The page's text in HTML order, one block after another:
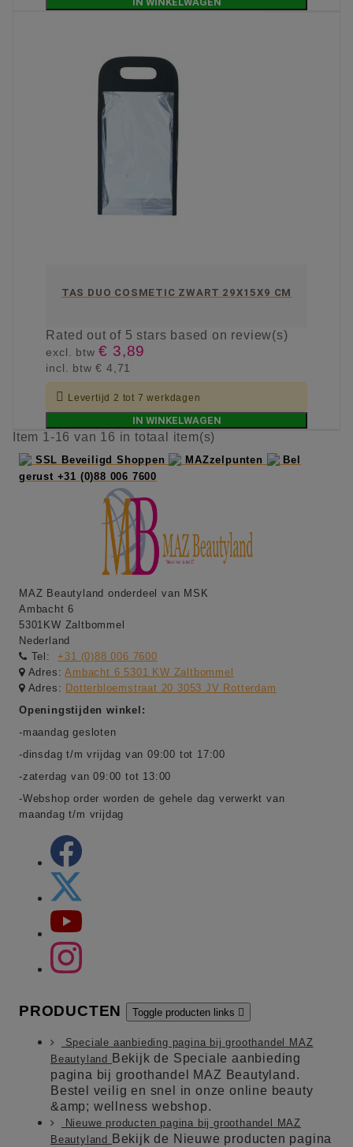
TAS DUO COSMETIC ZWART 29X15X9 CM
Ratedout of 5 stars based on review(s)
excl. btw€ 3,89
incl. btw€ 4,71
 Levertijd 2 tot 7 werkdagen
IN WINKELWAGEN
Item 1-16 van 16 in totaal item(s)
SSL Beveiligd Shoppen MAZzelpunten
Bel
gerust +31 (0)88 006 7600
MAZ Beautyland onderdeel van MSK
Ambacht 6
5301KW Zaltbommel
Nederland
Tel:
+31 (0)88 006 7600
Adres:Ambacht 6 5301 KW Zaltbommel
Adres: Dotterbloemstraat 20 3053 JV Rotterdam
Openingstijden winkel:
-maandag gesloten
-dinsdag t/m vrijdag van 09:00 tot 17:00
-zaterdag van 09:00 tot 13:00
-Webshop order worden de gehele dag verwerkt van
maandag t/m vrijdag
PRODUCTEN Toggle producten links 
Speciale aanbieding pagina bij groothandel MAZ
Beautyland Bekijk de Speciale aanbieding
pagina bij groothandel MAZ Beautyland.
Bestel veilig en snel in onze online beauty
&amp; wellness webshop.
Nieuwe producten pagina bij groothandel MAZ
Beautyland Bekijk de Nieuwe producten pagina